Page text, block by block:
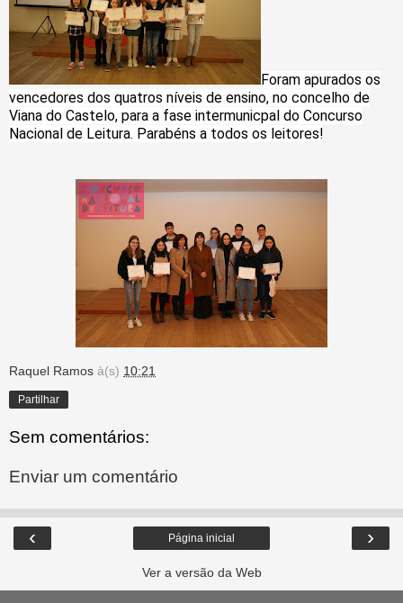
Foram apurados os
vencedores dos quatros níveis de ensino, no concelho de
Viana do Castelo, para a fase intermunicpal do Concurso
Nacional de Leitura. Parabéns a todos os leitores!
Raquel Ramos à(s) 10:21
Partilhar
Sem comentários:
Enviar um comentário
‹ ›
Página inicial
Ver a versão da Web